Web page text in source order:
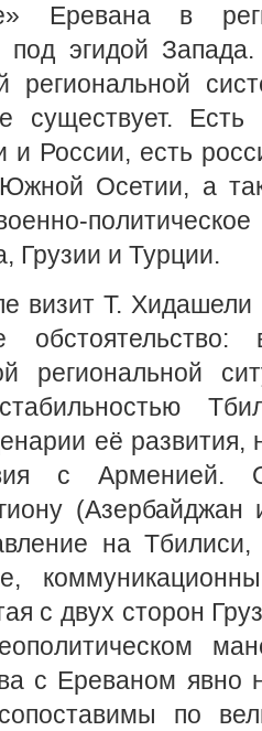
Еревана в
под эгидой
региональной
существует. Есть
и России, есть
Осетии, а
Грузии и Турции.
визит Т. Хидашели
обстоятельство:
региональной
её развития,
с Арменией.
на Тбилиси,
с двух сторон
с Ереваном явно
по